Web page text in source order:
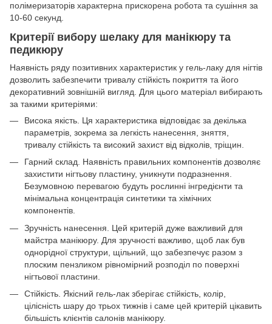
полімеризаторів характерна прискорена робота та сушіння за
10-60 секунд.
Критерії вибору шелаку для манікюру та
педикюру
Наявність ряду позитивних характеристик у гель-лаку для нігтів
дозволить забезпечити тривалу стійкість покриття та його
декоративний зовнішній вигляд. Для цього матеріал вибирають
за такими критеріями:
Висока якість. Ця характеристика відповідає за декілька
параметрів, зокрема за легкість нанесення, зняття,
тривалу стійкість та високий захист від відколів, тріщин.
Гарний склад. Наявність правильних компонентів дозволяє
захистити нігтьову пластину, уникнути подразнення.
Безумовною перевагою будуть рослинні інгредієнти та
мінімальна концентрація синтетики та хімічних
компонентів.
Зручність нанесення. Цей критерій дуже важливий для
майстра манікюру. Для зручності важливо, щоб лак був
однорідної структури, щільний, що забезпечує разом з
плоским пензликом рівномірний розподіл по поверхні
нігтьової пластини.
Стійкість. Якісний гель-лак зберігає стійкість, колір,
цілісність шару до трьох тижнів і саме цей критерій цікавить
більшість клієнтів салонів манікюру.